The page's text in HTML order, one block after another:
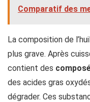
Comparatif des
La composition de
plus grave. Après
contient des
des acides gras
dégrader. Ces